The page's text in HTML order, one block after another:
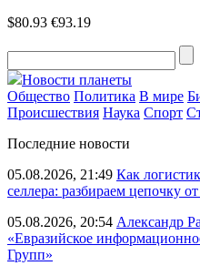
$80.93 €93.19
Новости планеты
Общество Политика В мире
Происшествия Наука Спорт
Последние новости
05.08.2026, 21:49 Как
селлера: разбираем цепочку
05.08.2026, 20:54 Александр
«Евразийское
Групп»